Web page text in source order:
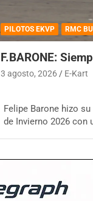
PILOTOS EKVP RMC
F.BARONE:
3 agosto, 2026 E-Kart
Felipe Barone hizo
de Invierno 2026 con